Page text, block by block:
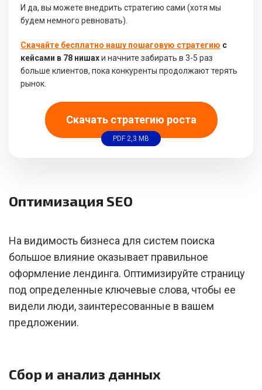
И да, вы можете внедрить стратегию сами (хотя мы
будем немного ревновать).
Скачайте бесплатно нашу пошаговую стратегию с
кейсами в 78 нишахи начните забирать в 3-5 раз
больше клиентов, пока конкуренты продолжают терять
рынок.
Скачать стратегию роста
PDF 2,3 MB
Оптимизация SEO
На видимость бизнеса для систем поиска
большое влияние оказывает правильное
оформление лендинга. Оптимизируйте страницу
под определенные ключевые слова, чтобы ее
видели люди, заинтересованные в вашем
предложении.
Сбор и анализ данных